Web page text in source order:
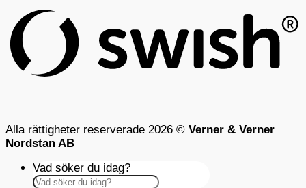
Alla rättigheter reserverade 2026 © Verner & Verner
Nordstan AB
Vad söker du idag?